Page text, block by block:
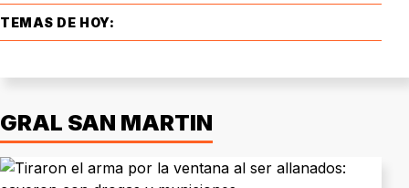
TEMAS DE HOY:
GRAL SAN MARTIN